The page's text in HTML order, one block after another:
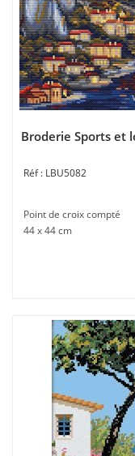
Broderie Sports et
LBU5082
Point de croix compté
44 x 44 cm